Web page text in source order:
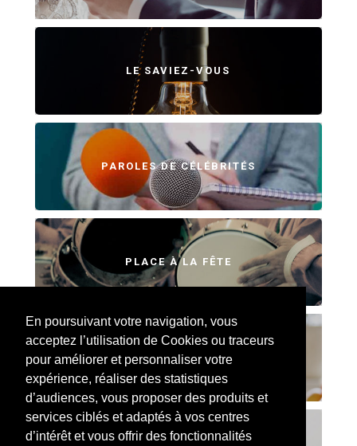
En poursuivant votre navigation, vous
acceptez l’utilisation de Cookies ou traceurs
pour améliorer et personnaliser votre
expérience, réaliser des statistiques
d’audiences, vous proposer des produits et
services ciblés et adaptés à vos centres
d’intérêt et vous offrir des fonctionnalités
LE SAVIEZ-VOUS
PAROLES DE CÉLÉBRITÉS
PLACE À LA FÊTE
SWEET HOME